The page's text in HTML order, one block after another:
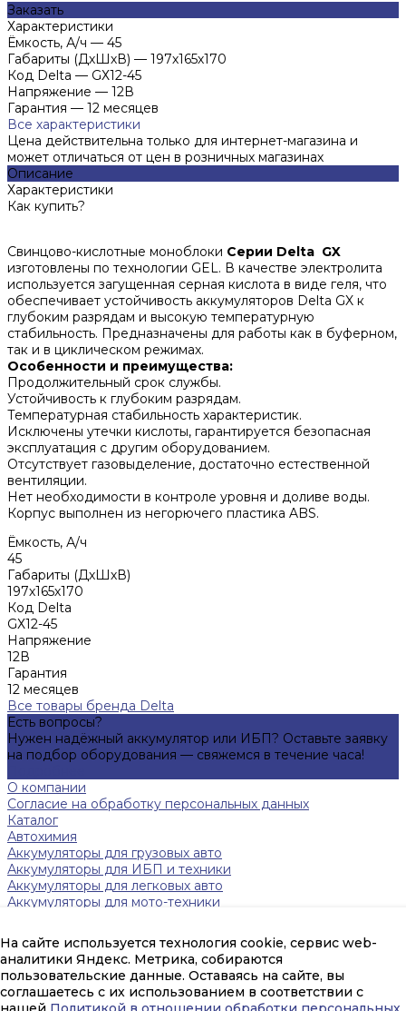
На сайте используется технология cookie, сервис web-
аналитики Яндекс. Метрика, собираются
пользовательские данные. Оставаясь на сайте, вы
соглашаетесь с их использованием в соответствии с
Заказать
Характеристики
Ёмкость, А/ч — 45
Габариты (ДхШхВ) — 197х165х170
Код Delta — GХ12-45
Напряжение — 12В
Гарантия — 12 месяцев
Все характеристики
Цена действительна только для интернет-магазина и
может отличаться от цен в розничных магазинах
Описание
Характеристики
Как купить?
Свинцово-кислотные моноблоки Серии Delta GX
изготовлены по технологии GEL. В качестве электролита
используется загущенная серная кислота в виде геля, что
обеспечивает устойчивость аккумуляторов Delta GX к
глубоким разрядам и высокую температурную
стабильность. Предназначены для работы как в буферном,
так и в циклическом режимах.
Особенности и преимущества:
Продолжительный срок службы.
Устойчивость к глубоким разрядам.
Температурная стабильность характеристик.
Исключены утечки кислоты, гарантируется безопасная
эксплуатация с другим оборудованием.
Отсутствует газовыделение, достаточно естественной
вентиляции.
Нет необходимости в контроле уровня и доливе воды.
Корпус выполнен из негорючего пластика ABS.
Ёмкость, А/ч
45
Габариты (ДхШхВ)
197х165х170
Код Delta
GХ12-45
Напряжение
12В
Гарантия
12 месяцев
Все товары бренда Delta
Есть вопросы?
Нужен надёжный аккумулятор или ИБП? Оставьте заявку
на подбор оборудования — свяжемся в течение часа!
О компании
Согласие на обработку персональных данных
Каталог
Автохимия
Аккумуляторы для грузовых авто
Аккумуляторы для ИБП и техники
Аккумуляторы для легковых авто
Аккумуляторы для мото-техники
Инверторы
Источники бесперебойного питания
Тяговые аккумуляторы FAAM
Помощь
Оплата и гарантия